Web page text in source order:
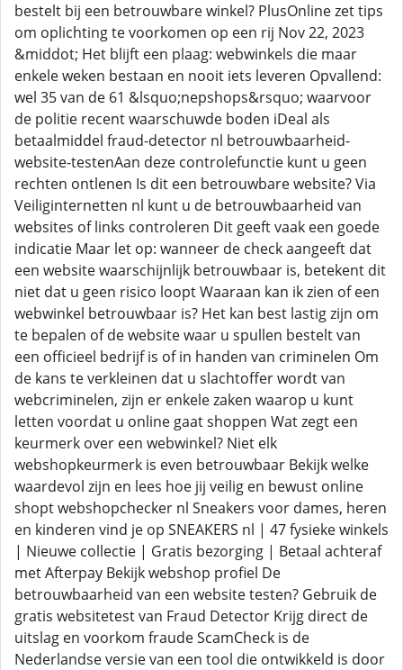
bestelt bij een betrouwbare winkel? PlusOnline zet tips
om oplichting te voorkomen op een rij Nov 22, 2023
&middot; Het blijft een plaag: webwinkels die maar
enkele weken bestaan en nooit iets leveren Opvallend:
wel 35 van de 61 &lsquo;nepshops&rsquo; waarvoor
de politie recent waarschuwde boden iDeal als
betaalmiddel fraud-detector nl betrouwbaarheid-
website-testenAan deze controlefunctie kunt u geen
rechten ontlenen Is dit een betrouwbare website? Via
Veiliginternetten nl kunt u de betrouwbaarheid van
websites of links controleren Dit geeft vaak een goede
indicatie Maar let op: wanneer de check aangeeft dat
een website waarschijnlijk betrouwbaar is, betekent dit
niet dat u geen risico loopt Waaraan kan ik zien of een
webwinkel betrouwbaar is? Het kan best lastig zijn om
te bepalen of de website waar u spullen bestelt van
een officieel bedrijf is of in handen van criminelen Om
de kans te verkleinen dat u slachtoffer wordt van
webcriminelen, zijn er enkele zaken waarop u kunt
letten voordat u online gaat shoppen Wat zegt een
keurmerk over een webwinkel? Niet elk
webshopkeurmerk is even betrouwbaar Bekijk welke
waardevol zijn en lees hoe jij veilig en bewust online
shopt webshopchecker nl Sneakers voor dames, heren
en kinderen vind je op SNEAKERS nl | 47 fysieke winkels
| Nieuwe collectie | Gratis bezorging | Betaal achteraf
met Afterpay Bekijk webshop profiel De
betrouwbaarheid van een website testen? Gebruik de
gratis websitetest van Fraud Detector Krijg direct de
uitslag en voorkom fraude ScamCheck is de
Nederlandse versie van een tool die ontwikkeld is door